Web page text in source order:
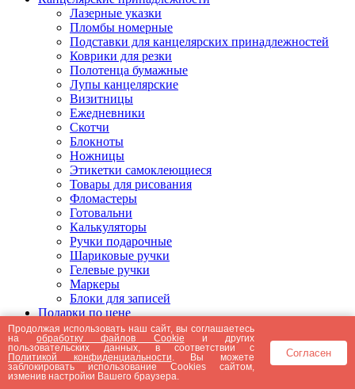
Лазерные указки
Пломбы номерные
Подставки для канцелярских принадлежностей
Коврики для резки
Полотенца бумажные
Лупы канцелярские
Визитницы
Ежедневники
Скотчи
Блокноты
Ножницы
Этикетки самоклеющиеся
Товары для рисования
Фломастеры
Готовальни
Калькуляторы
Ручки подарочные
Шариковые ручки
Гелевые ручки
Маркеры
Блоки для записей
Подарки по цене
Подарки от 5000 рублей
Подарки до 5000 рублей
Подарки до 3000 рублей
Подарки до 2000 рублей
Подарки до 1000 рублей
Продолжая использовать наш сайт, вы соглашаетесь
наобработку файлов Cookie и других
пользовательских данных, в соответствии с
Политикой конфиденциальности . Вы можете
заблокировать использование Cookies сайтом,
изменив настройки Вашего браузера.
Согласен